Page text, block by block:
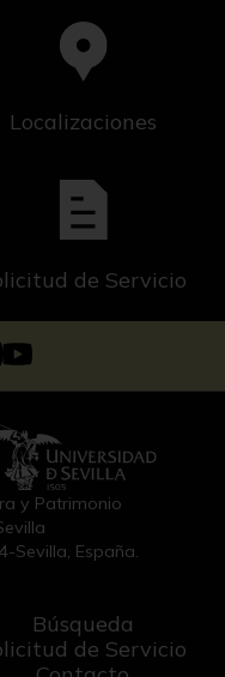
Localizaciones
de Servicio
y Patrimonio
Sevilla, España.
Búsqueda
de Servicio